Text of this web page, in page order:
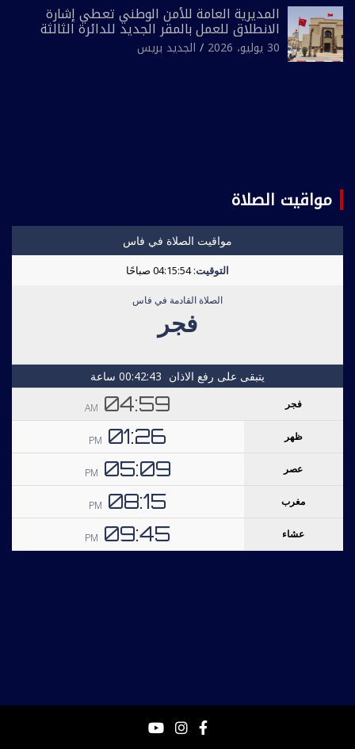
المديرية العامة للأمن الوطني تعطي إشارة
الانطلاق للعمل بالمقر الجديد للدائرة الثالثة
للشرطة بولاية أمن العيون
30 يوليو، 2026 الجديد بريس
مواقيت الصلاة